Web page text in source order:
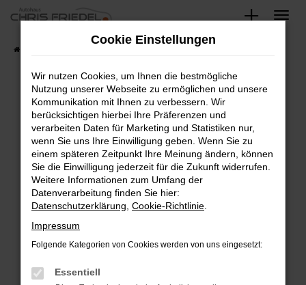
Zum
springen
Fahrzeugsuche
Fehler: Network Error
Beim Laden ist ein Fehler aufgetreten.
Hier sind ein paar Tipps, die dir helfen können:
Überprüfe deine Firewall und deine
Internetverbindung.
Laden andere Webseiten, zum Beispiel deine
Suchmaschine?
Prüfe deine Browsererweiterungen.
können das Laden bestimmter Seiten
Cookie Einstellungen
Wir nutzen Cookies, um Ihnen die bestmögliche
Nutzung unserer Webseite zu ermöglichen und unsere
Kommunikation mit Ihnen zu verbessern. Wir
berücksichtigen hierbei Ihre Präferenzen und
verarbeiten Daten für Marketing und Statistiken nur,
wenn Sie uns Ihre Einwilligung geben. Wenn Sie zu
einem späteren Zeitpunkt Ihre Meinung ändern, können
Sie die Einwilligung jederzeit für die Zukunft widerrufen.
Weitere Informationen zum Umfang der
Datenverarbeitung finden Sie hier:
Datenschutzerklärung Cookie-Richtlinie
Impressum
Folgende Kategorien von Cookies werden von uns eingesetzt:
Essentiell